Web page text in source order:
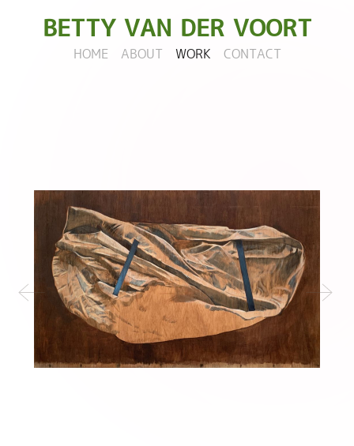
BETTY VAN DER VOORT
HOME ABOUT WORK CONTACT